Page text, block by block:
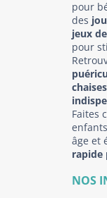
pour
des
jeux
pour
Faites
âge et
rapide
NOS